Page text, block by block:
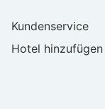
Kundenservice
Hotel hinzufügen